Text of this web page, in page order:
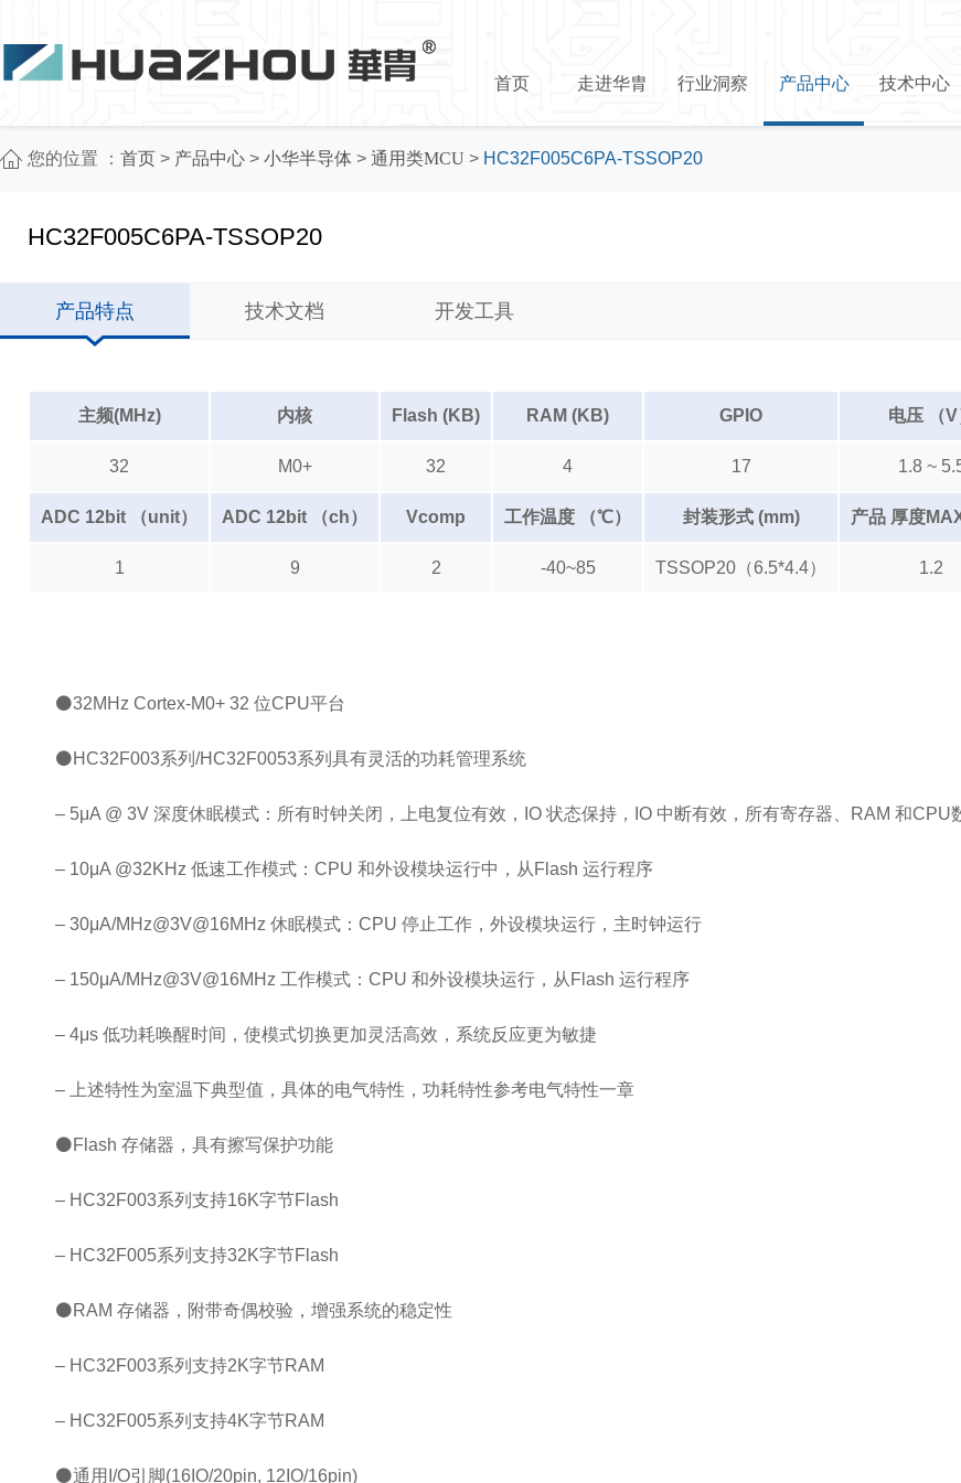
首页 走进华胄 行业洞察 产品中心 技术中心
您的位置 ： 首页 > 产品中心 > 小华半导体 > 通用类MCU > HC32F005C6PA-TSSOP20
HC32F005C6PA-TSSOP20
产品特点 技术文档 开发工具
主频(MHz) 内核 Flash (KB) RAM (KB) GPIO 电压 （V
32 M0+ 32 4 17 1.8 ~
ADC 12bit （unit） ADC 12bit （ch） Vcomp 工作温度 （℃） 封装形式 (mm) 产品 厚度
1 9 2 -40~85 TSSOP20（6.5*4.4） 1.2
⚫32MHz Cortex-M0+ 32 位CPU平台
⚫HC32F003系列/HC32F0053系列具有灵活的功耗管理系统
– 5μA @ 3V 深度休眠模式：所有时钟关闭，上电复位有效，IO 状态保持，IO 中断有效，所有寄存器、RAM 和CPU
– 10μA @32KHz 低速工作模式：CPU 和外设模块运行中，从Flash 运行程序
– 30μA/MHz@3V@16MHz 休眠模式：CPU 停止工作，外设模块运行，主时钟运行
– 150μA/MHz@3V@16MHz 工作模式：CPU 和外设模块运行，从Flash 运行程序
– 4μs 低功耗唤醒时间，使模式切换更加灵活高效，系统反应更为敏捷
– 上述特性为室温下典型值，具体的电气特性，功耗特性参考电气特性一章
⚫Flash 存储器，具有擦写保护功能
– HC32F003系列支持16K字节Flash
– HC32F005系列支持32K字节Flash
⚫RAM 存储器，附带奇偶校验，增强系统的稳定性
– HC32F003系列支持2K字节RAM
– HC32F005系列支持4K字节RAM
⚫通用I/O引脚(16IO/20pin, 12IO/16pin)